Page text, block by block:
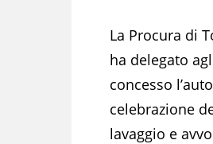
La Procura di
ha delegato
concesso
celebrazione
lavaggio e